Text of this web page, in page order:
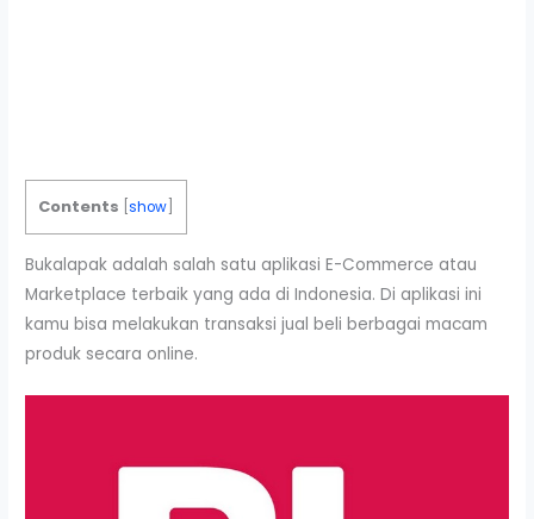
Contents [show
Bukalapak adalah salah satu aplikasi E-Commerce atau
Marketplace terbaik yang ada di Indonesia. Di aplikasi ini
kamu bisa melakukan transaksi jual beli berbagai macam
produk secara online.